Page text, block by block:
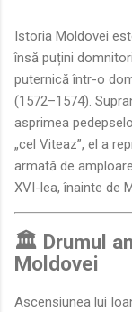
Istoria Moldovei
însă puțini
puternică într-o
(1572–1574).
asprimea
„cel Viteaz”, el a
armată de
XVI-lea, înainte de
🏛️ Drumul
Moldovei
Ascensiunea lui